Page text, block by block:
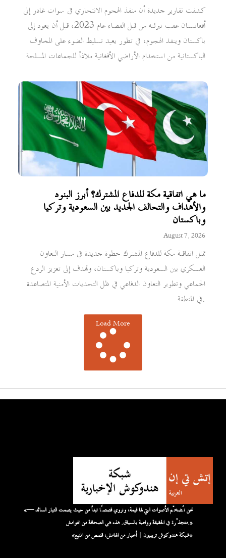
كشفت تقارير جديدة أن منفذ الهجوم الانتحاري في سوات غادر إلى
أفغانستان عقب تبرئته من قبل القضاء عام 2023، قبل أن يعود إلى
باكستان وينفذ الهجوم، في تطور يعيد تسليط الضوء على المخاوف
الباكستانية من استخدام الأراضي الأفغانية ملاذاً للجماعات المسلحة
ما هي اتفاقية مكة للدفاع المشترك؟ أبرز البنود
والأهداف والتحالف الجديد بين السعودية وتركيا
وباكستان
August 7, 2026
تمثل اتفاقية مكة للدفاع المشترك خطوة جديدة في مسار التعاون
العسكري بين السعودية وتركيا وباكستان، وتهدف إلى تعزيز الردع
الجماعي وتطوير التعاون الدفاعي في ظل التحديات الأمنية المتصاعدة
في المنطقة.
Load More
«نحن نُضخّم الأصوات التي لها قيمة، ونروي قصصًا تبدأ من حيث يصمت التيار السائد —
متجذّرة في الحقيقة وواعية بالسياق. هذه هي الصحافة من الهوامش.»
«شبكة هندوكوش تريبيون | أخبار من الهامش، قصص من المنبع»